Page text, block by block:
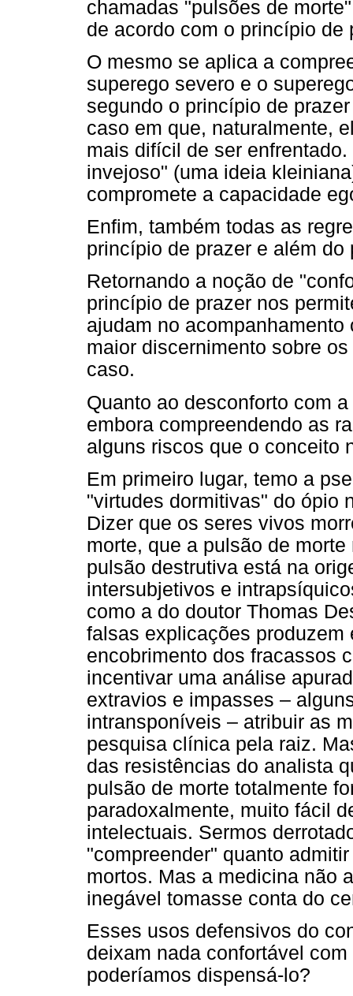
chamadas "pulsões de
de acordo com o princípio de
O mesmo se aplica a
superego severo e o
segundo o princípio de
caso em que, naturalmente,
mais difícil de ser
invejoso" (uma ideia
compromete a capacidade
Enfim, também todas as
princípio de prazer e além do
Retornando a noção de
princípio de prazer nos
ajudam no
maior discernimento sobre
caso.
Quanto ao desconforto com
embora compreendendo as
alguns riscos que o conceito
Em primeiro lugar, temo a
"virtudes dormitivas" do ópio
Dizer que os seres vivos
morte, que a pulsão de
pulsão destrutiva está na
intersubjetivos e
como a do doutor Thomas
falsas explicações produzem
encobrimento dos fracassos
incentivar uma análise
extravios e impasses –
intransponíveis – atribuir as
pesquisa clínica pela raiz.
das resistências do analista
pulsão de morte totalmente
paradoxalmente, muito fácil
intelectuais. Sermos
"compreender" quanto
mortos. Mas a medicina não
inegável tomasse conta do
Esses usos defensivos do
deixam nada confortável
poderíamos dispensá-lo?